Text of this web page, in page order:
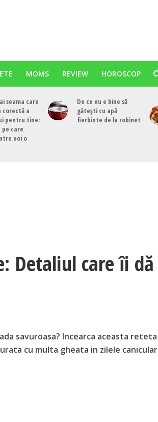
MOMS REVIEW HOROSCOP
seama care
corectă a
pentru tine:
pe care
noi o
De ce nu e bine să
gătești cu apă
fierbinte de la robinet
Detaliul care îi dă
savuroasa? Incearca aceasta
cu multa gheata in zilele